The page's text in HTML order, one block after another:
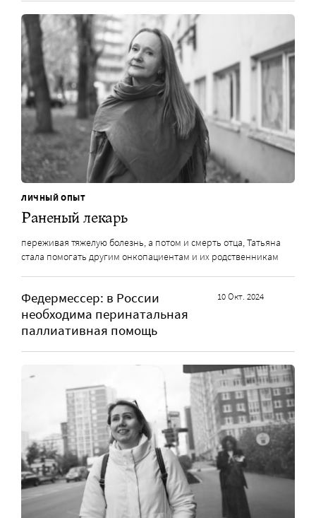
ЛИЧНЫЙ ОПЫТ
Раненый лекарь
переживая тяжелую болезнь, а потом и смерть отца, Татьяна
стала помогать другим онкопациентам и их родственникам
Федермессер: в России
необходима перинатальная
паллиативная помощь
10 Окт. 2024